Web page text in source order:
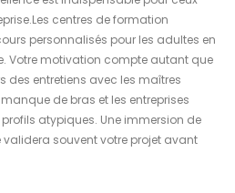
centres de formation
personnalisés pour les adultes en
Votre motivation compte autant que
des entretiens avec les maîtres
de bras et les entreprises
atypiques. Une immersion de
validera souvent votre projet avant